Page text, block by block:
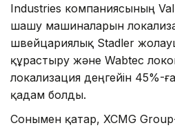
Industries компаниясының
шашу машиналарын
швейцариялық Stadler
құрастыру және Wabtec
локализация деңгейін 45%-
қадам болды.
Сонымен қатар, XCMG